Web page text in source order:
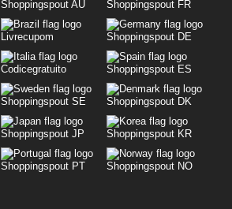
Shoppingspout AU Shoppingspout FR
Livrecupom Shoppingspout DE
Codicegratuito Shoppingspout ES
Shoppingspout SE Shoppingspout DK
Shoppingspout JP Shoppingspout KR
Shoppingspout PT Shoppingspout NO